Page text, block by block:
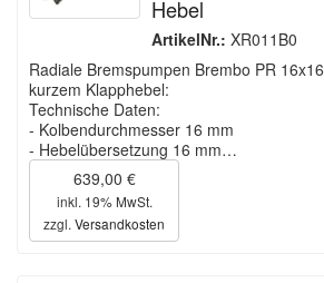
Hebel
ArtikelNr.: XR011B0
Radiale Bremspumpen Brembo PR
kurzem Klapphebel:
Technische Daten:
- Kolbendurchmesser 16 mm
- Hebelübersetzung 16 mm…
639,00 €
inkl. 19% MwSt.
zzgl. Versandkosten